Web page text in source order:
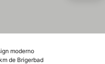
modernoVer preços
de Brigerbad